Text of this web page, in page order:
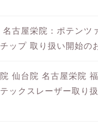
名古屋栄院：ポテンツ
ップ 取り扱い開始の
仙台院 名古屋栄院
テックスレーザー取り